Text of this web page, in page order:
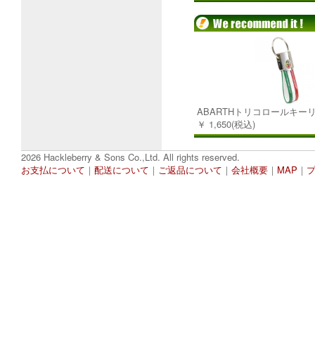
ABARTHトリコロールキー
￥ 1,650(税込)
2026 Hackleberry & Sons Co.,Ltd. All rights reserved.
お支払について ｜ 配送について ｜ ご返品について ｜ 会社概要 ｜ MAP ｜